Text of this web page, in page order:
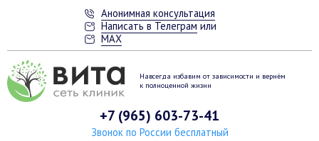
Анонимная консультация
Написать в Телеграм или
MAX
Навсегда избавим от зависимости и вернём
к полноценной жизни
+7 (965) 603-73-41
Звонок по России бесплатный